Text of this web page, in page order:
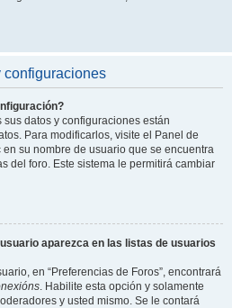
configuraciones
datos y configuraciones están
Para modificarlos, visite el Panel de
su nombre de usuario que se encuentra
del foro. Este sistema le permitirá cambiar
aparezca en las listas de usuarios
en “Preferencias de Foros”, encontrará
. Habilite esta opción y solamente
y usted mismo. Se le contará